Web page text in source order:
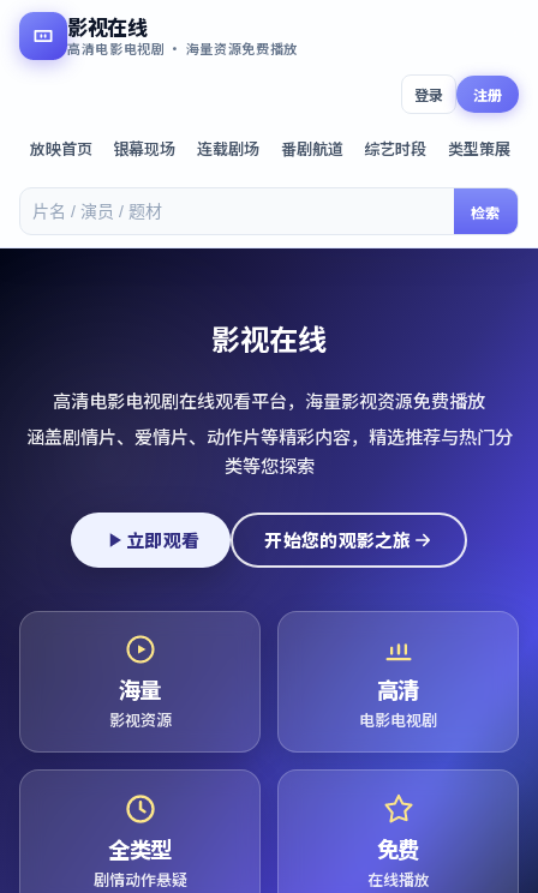
影视在线
高清电影电视剧 · 海量资源免费播放
放映首页 银幕现场 连载剧场 番剧航道 综艺时段 类型策展
检索
登录 注册
影视在线
高清电影电视剧在线观看平台，海量影视资源免费播放
涵盖剧情片、爱情片、动作片等精彩内容，精选推荐与热门分
类等您探索
立即观看 开始您的观影之旅
海量
影视资源
高清
电影电视剧
全类型
剧情动作悬疑
免费
在线播放